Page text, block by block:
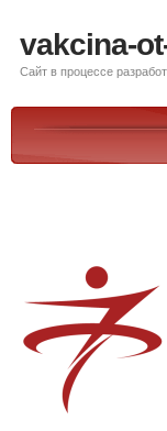
vakcina-
Сайт в процессе